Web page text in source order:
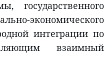
государственного
экономического
интеграции по
взаимный